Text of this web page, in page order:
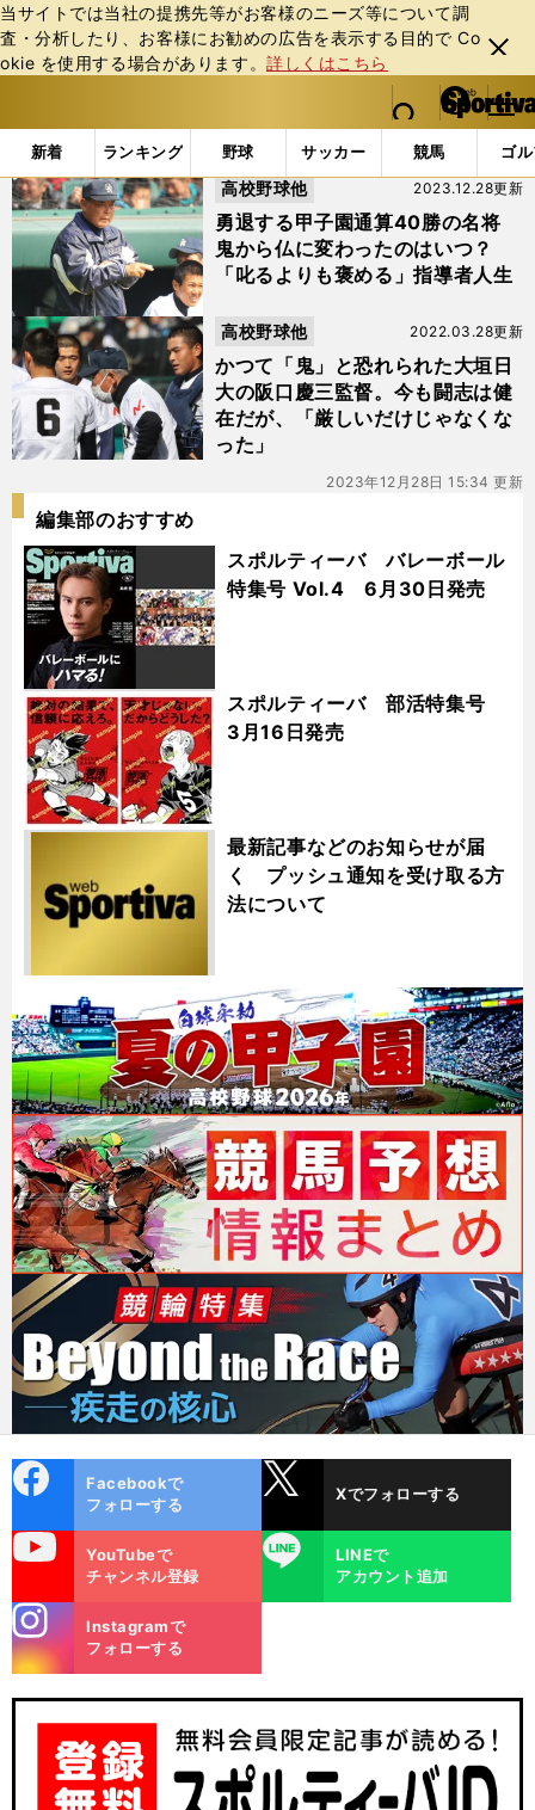
当サイトでは当社の提携先等がお客様のニーズ等について調
査・分析したり、お客様にお勧めの広告を表⽰する⽬的で Co
okie を使⽤する場合があります。詳しくはこちら
閉じ
る
web Sportiva (webスポルティーバ)
検索
マイペ
ー
ジ
メニュ
新着 ランキング 野球 サッカー 競馬 ゴ
b
ス
ポ
ル
テ
ィ
バ
「#大垣日大」の最新ニュース・ 情報
勇退する甲子園通算40勝の名将
鬼から仏に変わったのはいつ？
「叱るよりも褒める」指導者人生
2023.12.28更新
高校野球他
かつて「鬼」と恐れられた大垣日
大の阪口慶三監督。今も闘志は健
在だが、「厳しいだけじゃなくな
った」
2022.03.28更新
高校野球他
2023年12月28日 15:34 更新
編集部のおすすめ
スポルティーバ バレーボール
特集号 Vol.4 6月30日発売
スポルティーバ 部活特集号
3月16日発売
最新記事などのお知らせが届
く プッシュ通知を受け取る方
法について
ok
Facebookで
フォローする
Xでフォローする
YouTubeで
チャンネル登録
LINE
LINEで
アカウント追加
m
Instagramで
フォローする